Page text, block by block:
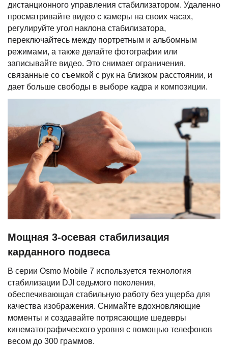
дистанционного управления стабилизатором. Удаленно
просматривайте видео с камеры на своих часах,
регулируйте угол наклона стабилизатора,
переключайтесь между портретным и альбомным
режимами, а также делайте фотографии или
записывайте видео. Это снимает ограничения,
связанные со съемкой с рук на близком расстоянии, и
дает больше свободы в выборе кадра и композиции.
Мощная 3-осевая стабилизация
карданного подвеса
В серии Osmo Mobile 7 используется технология
стабилизации DJI седьмого поколения,
обеспечивающая стабильную работу без ущерба для
качества изображения. Снимайте вдохновляющие
моменты и создавайте потрясающие шедевры
кинематографического уровня с помощью телефонов
весом до 300 граммов.